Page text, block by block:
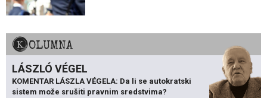
KOLUMNA
LÁSZLÓ VÉGEL
KOMENTAR LÁSZLA VÉGELA: Da li se autokratski
sistem može srušiti pravnim sredstvima?